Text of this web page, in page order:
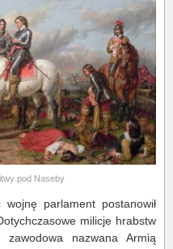
pod Naseby
parlament postanowił
milicje hrabstw
nazwana Armią